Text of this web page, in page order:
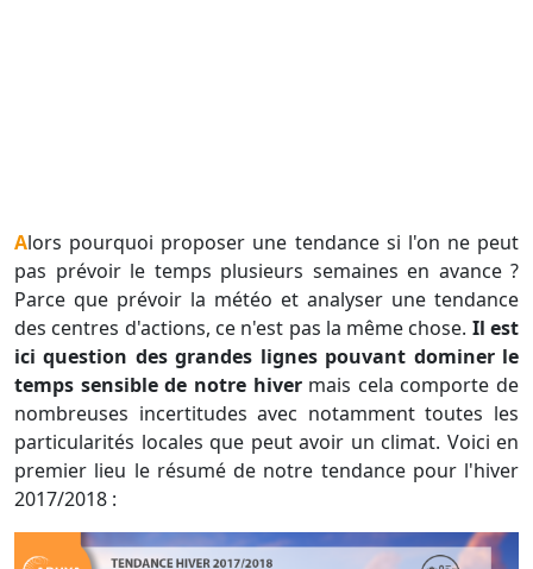
Alors pourquoi proposer une tendance si l'on ne peut
pas prévoir le temps plusieurs semaines en avance ?
Parce que prévoir la météo et analyser une tendance
des centres d'actions, ce n'est pas la même chose. Il est
ici question des grandes lignes pouvant dominer le
temps sensible de notre hivermais cela comporte de
nombreuses incertitudes avec notamment toutes les
particularités locales que peut avoir un climat. Voici en
premier lieu le résumé de notre tendance pour l'hiver
2017/2018 :